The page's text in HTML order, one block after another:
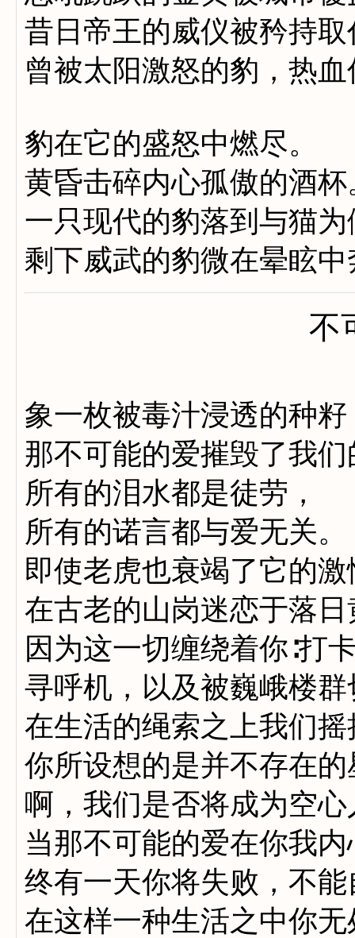
昔日帝王的威仪被矜持取
曾被太阳激怒的豹，热血
豹在它的盛怒中燃尽。
黄昏击碎内心孤傲的酒杯
一只现代的豹落到与猫为
剩下威武的豹微在晕眩
不
象一枚被毒汁浸透的种籽
那不可能的爱摧毁了我
所有的泪水都是徒劳，
所有的诺言都与爱无关。
即使老虎也衰竭了它的激
在古老的山岗迷恋于落日
因为这一切缠绕着你∶打
寻呼机，以及被巍峨楼
在生活的绳索之上我们
你所设想的是并不存在的
啊，我们是否将成为空心
当那不可能的爱在你我
终有一天你将失败，不能
在这样一种生活之中你